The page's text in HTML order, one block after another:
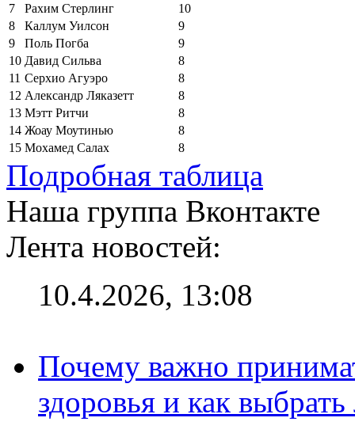
7
Рахим Стерлинг
10
8
Каллум Уилсон
9
9
Поль Погба
9
10 Давид Сильва
8
11 Серхио Агуэро
8
12 Александр Ляказетт
8
13 Мэтт Ритчи
8
14 Жоау Моутинью
8
15 Мохамед Салах 8
Подробная таблица
Наша группа Вконтакте
Лента новостей:
10.4.2026, 13:08
Почему важно
здоровья и как